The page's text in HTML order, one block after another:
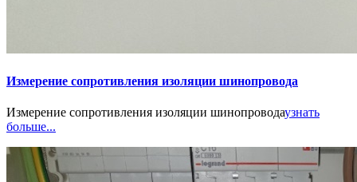
Измерение сопротивления изоляции шинопровода
Измерение сопротивления изоляции шинопроводаузнать
больше...